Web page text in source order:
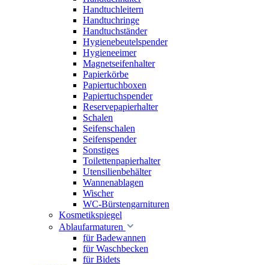
Handtuchleitern
Handtuchringe
Handtuchständer
Hygienebeutelspender
Hygieneeimer
Magnetseifenhalter
Papierkörbe
Papiertuchboxen
Papiertuchspender
Reservepapierhalter
Schalen
Seifenschalen
Seifenspender
Sonstiges
Toilettenpapierhalter
Utensilienbehälter
Wannenablagen
Wischer
WC-Bürstengarnituren
Kosmetikspiegel
Ablaufarmaturen
für Badewannen
für Waschbecken
für Bidets